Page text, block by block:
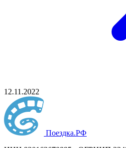
12.11.2022
Поездка.РФ